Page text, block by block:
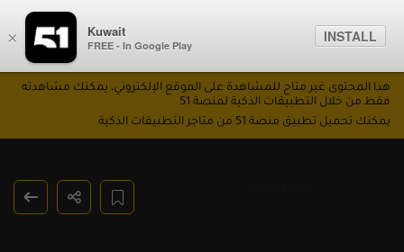
× Kuwait
FREE - In Google Play
INSTALL
هذا المحتوى غير متاح للمشاهدة على الموقع الإلكتروني، يمكنك مشاهدته
فقط من خلال التطبيقات الذكية لمنصة 51
يمكنك تحميل تطبيق منصة 51 من متاجر التطبيقات الذكية